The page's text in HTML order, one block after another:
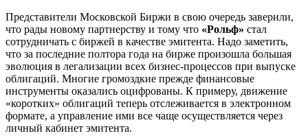
Представители Московской Биржи в свою очередь заверили,
что рады новому партнерству и тому что «Рольф» стал
сотрудничать с биржей в качестве эмитента. Надо заметить,
что за последние полтора года на бирже произошла большая
эволюция в легализации всех бизнес-процессов при выпуске
облигаций. Многие громоздкие прежде финансовые
инструменты оказались оцифрованы. К примеру, движение
«коротких» облигаций теперь отслеживается в электронном
формате, а управление ими все чаще осуществляется через
личный кабинет эмитента.